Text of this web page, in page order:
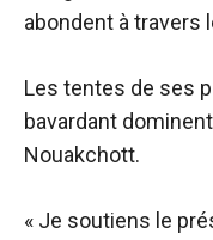
abondent à travers
Les tentes de ses
bavardant
Nouakchott.
« Je soutiens le